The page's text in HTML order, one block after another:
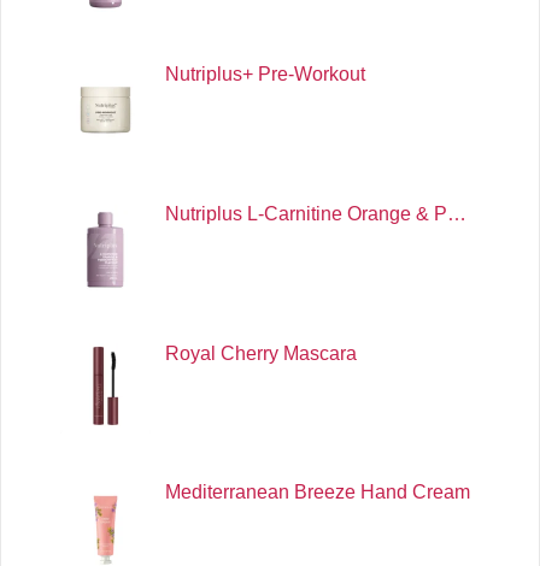
Nutriplus+ Pre-Workout
Nutriplus L-Carnitine Orange & P…
Royal Cherry Mascara
Mediterranean Breeze Hand Cream